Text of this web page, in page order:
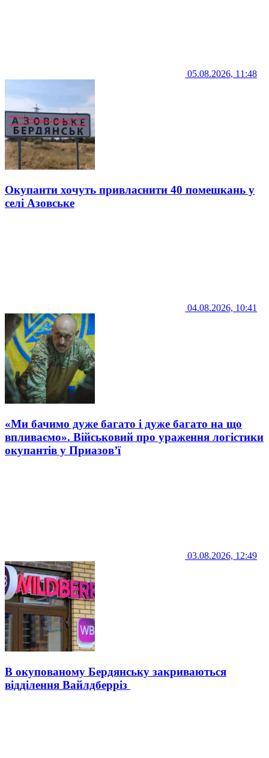
05.08.2026, 11:48
Окупанти хочуть привласнити 40 помешкань у
селі Азовське
04.08.2026, 10:41
«Ми бачимо дуже багато і дуже багато на що
впливаємо». Військовий про ураження логістики
окупантів у Приазов’ї
03.08.2026, 12:49
В окупованому Бердянську закриваються
відділення Вайлдберріз